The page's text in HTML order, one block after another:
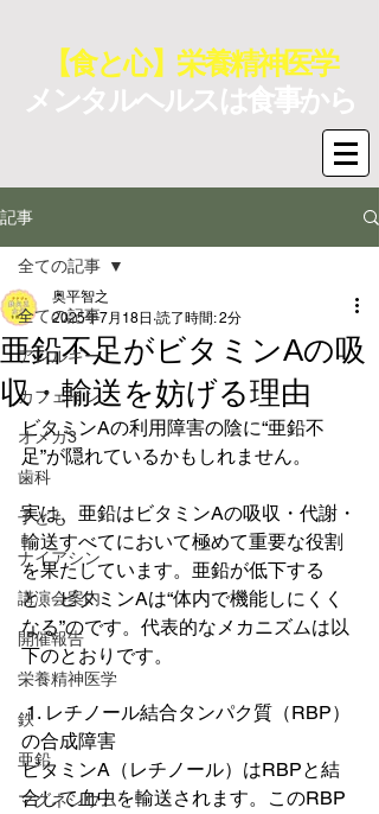
【食と心】栄養精神医学
メンタルヘルスは食事から
記事
全ての記事
アレルギー
カフェイン
オメガ3
歯科
子ども
ナイアシン
講演会案内
開催報告
栄養精神医学
鉄
亜鉛
マグネシウム
全ての記事
亜鉛不足がビタミンAの吸
収・輸送を妨げる理由
奥平智之
2025年7月18日 読了時間: 2分
ビタミンAの利用障害の陰に“亜鉛不
足”が隠れているかもしれません。
実は、亜鉛はビタミンAの吸収・代謝・
輸送すべてにおいて極めて重要な役割
を果たしています。亜鉛が低下する
と、ビタミンAは“体内で機能しにくく
なる”のです。代表的なメカニズムは以
下のとおりです。
1. レチノール結合タンパク質（RBP）
の合成障害
ビタミンA（レチノール）はRBPと結
合して血中を輸送されます。このRBP